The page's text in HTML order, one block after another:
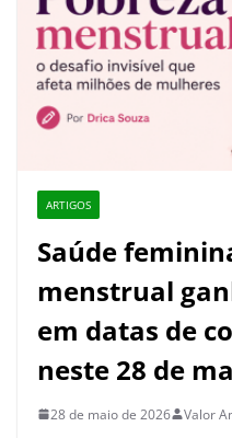
ARTIGOS
Saúde
menstrual
em datas de
neste 28 de
28 de maio de 2026 Valor